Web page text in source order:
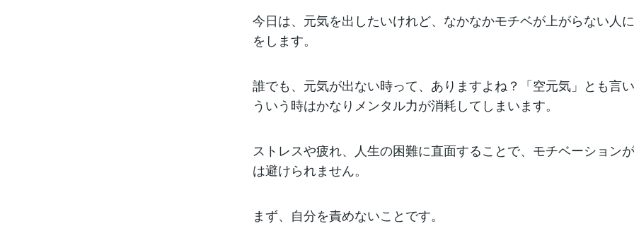
今日は、元気を出したいけれど、なかなかモチベが上がらない人
をします。
誰でも、元気が出ない時って、ありますよね？「空元気」とも言
ういう時はかなりメンタル力が消耗してしまいます。
ストレスや疲れ、人生の困難に直面することで、モチベーション
は避けられません。
まず、自分を責めないことです。